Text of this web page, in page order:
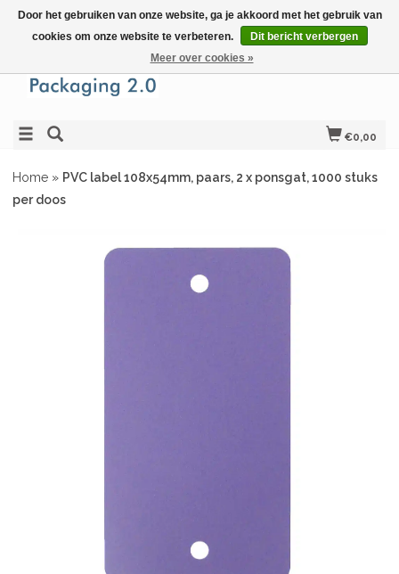
€0,00
Home » PVC label 108x54mm, paars, 2 x ponsgat, 1000 stuks
per doos
Door het gebruiken van onze website, ga je akkoord met het gebruik van
cookies om onze website te verbeteren.
Dit bericht verbergen
Meer over cookies »